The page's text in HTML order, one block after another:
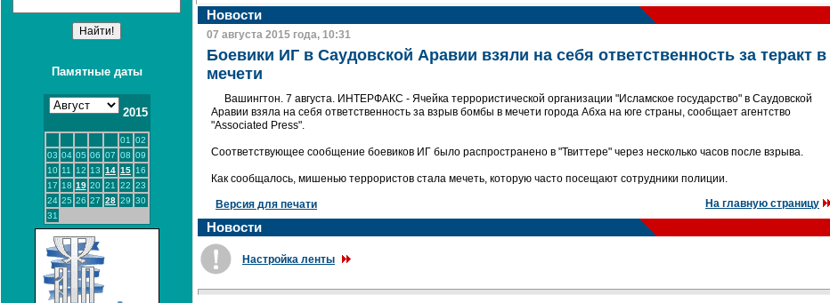
Памятные даты
2015
01
02
03 04 05 06 07 08 09
10 11 12 13 14 15 16
17 18 19 20 21 22 23
24 25 26 27 28 29 30
31
Новости
07 августа 2015 года, 10:31
Боевики ИГ в Саудовской Аравии взяли на себя ответственность за теракт в
мечети
Вашингтон. 7 августа. ИНТЕРФАКС - Ячейка террористической организации "Исламское государство" в Саудовской
Аравии взяла на себя ответственность за взрыв бомбы в мечети города Абха на юге страны, сообщает агентство
"Associated Press".
Соответствующее сообщение боевиков ИГ было распространено в "Твиттере" через несколько часов после взрыва.
Как сообщалось, мишенью террористов стала мечеть, которую часто посещают сотрудники полиции.
Версия для печати На главную страницу
Новости
Настройка ленты